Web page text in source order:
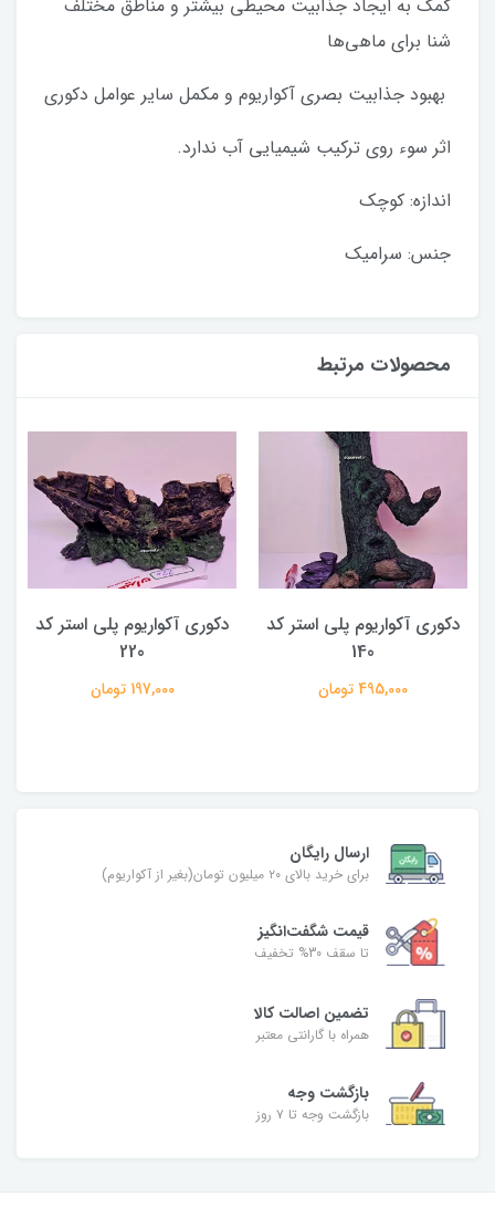
کمک به ایجاد جذابیت محیطی بیشتر و مناطق مختلف
شنا برای ماهی‌ها
بهبود جذابیت بصری آکواریوم و مکمل سایر عوامل دکوری
اثر سوء روی ترکیب شیمیایی آب ندارد.
اندازه: کوچک
جنس: سرامیک
محصولات مرتبط
دکوری آکواریوم پلی استر کد
140
495,000 تومان
دکوری آکواریوم پلی استر کد
220
197,000 تومان
ارسال رایگان
برای خرید بالای ۲۰ میلیون تومان(بغیر از آکواریوم)
قیمت شگفت‌انگیز
تا سقف 30% تخفیف
تضمین اصالت کالا
همراه با گارانتی معتبر
بازگشت وجه
بازگشت وجه تا ۷ روز